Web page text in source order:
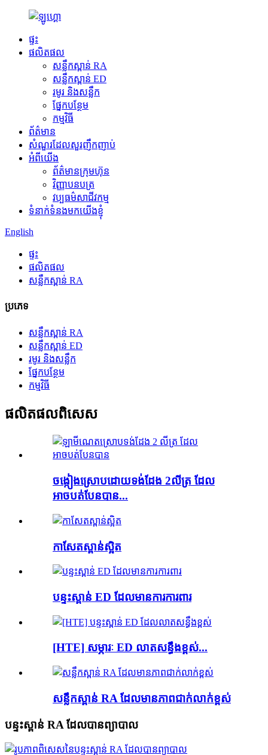
ផ្ទះ
ផលិតផល
សន្លឹកស្ពាន់ RA
សន្លឹកស្ពាន់ ED
រមូរ និងសន្លឹក
ផ្នែកបន្ថែម
កម្មវិធី
ព័ត៌មាន
សំណួរដែលសួរញឹកញាប់
អំពីយើង
ព័ត៌មានក្រុមហ៊ុន
វិញ្ញាបនបត្រ
វប្បធម៌សាជីវកម្ម
ទំនាក់ទំនងមកយើងខ្ញុំ
English
ផ្ទះ
ផលិតផល
សន្លឹកស្ពាន់ RA
ប្រភេទ
សន្លឹកស្ពាន់ RA
សន្លឹកស្ពាន់ ED
រមូរ និងសន្លឹក
ផ្នែកបន្ថែម
កម្មវិធី
ផលិតផល​ពិសេស
ចង្កៀងស្រោបដោយទង់ដែង 2លីត្រ ដែល
អាចបត់បែនបាន...
កាសែតស្ពាន់ស្អិត
បន្ទះស្ពាន់ ED ដែលមានការការពារ
[HTE] សម្ភារៈ ED លាតសន្ធឹងខ្ពស់...
សន្លឹកស្ពាន់ RA ដែលមានភាពជាក់លាក់ខ្ពស់
បន្ទះស្ពាន់ RA ដែលបានព្យាបាល